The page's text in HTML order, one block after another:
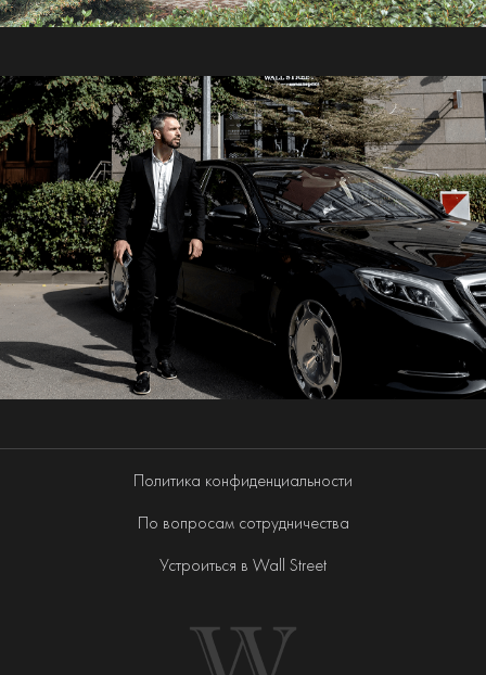
Устроиться в Wall Street
По вопросам сотрудничества
Политика конфиденциальности